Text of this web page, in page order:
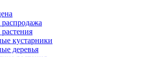
кустарники
деревья